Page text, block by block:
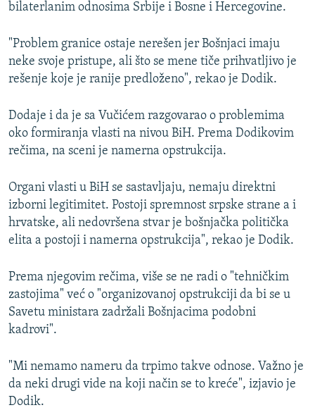
bilaterlanim odnosima Srbije i Bosne i Hercegovine.
"Problem granice ostaje nerešen jer Bošnjaci imaju
neke svoje pristupe, ali što se mene tiče prihvatljivo je
rešenje koje je ranije predloženo", rekao je Dodik.
Dodaje i da je sa Vučićem razgovarao o problemima
oko formiranja vlasti na nivou BiH. Prema Dodikovim
rečima, na sceni je namerna opstrukcija.
Organi vlasti u BiH se sastavljaju, nemaju direktni
izborni legitimitet. Postoji spremnost srpske strane a i
hrvatske, ali nedovršena stvar je bošnjačka politička
elita a postoji i namerna opstrukcija", rekao je Dodik.
Prema njegovim rečima, više se ne radi o "tehničkim
zastojima" već o "organizovanoj opstrukciji da bi se u
Savetu ministara zadržali Bošnjacima podobni
kadrovi".
"Mi nemamo nameru da trpimo takve odnose. Važno je
da neki drugi vide na koji način se to kreće", izjavio je
Dodik.